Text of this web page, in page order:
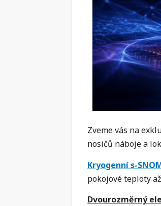
Zveme vás na
nosičů náboje a
Kryogenní s-
pokojové teploty
Dvourozměrný